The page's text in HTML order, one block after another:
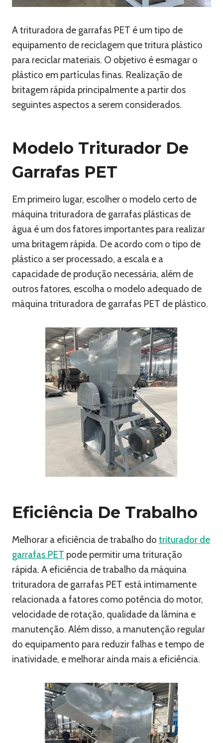
A trituradora de garrafas PET é um tipo de
equipamento de reciclagem que tritura plástico
para reciclar materiais. O objetivo é esmagar o
plástico em partículas finas. Realização de
britagem rápida principalmente a partir dos
seguintes aspectos a serem considerados.
Modelo Triturador De
Garrafas PET
Em primeiro lugar, escolher o modelo certo de
máquina trituradora de garrafas plásticas de
água é um dos fatores importantes para realizar
uma britagem rápida. De acordo com o tipo de
plástico a ser processado, a escala e a
capacidade de produção necessária, além de
outros fatores, escolha o modelo adequado de
máquina trituradora de garrafas PET de plástico.
Eficiência De Trabalho
Melhorar a eficiência de trabalho do triturador de
garrafas PET pode permitir uma trituração
rápida. A eficiência de trabalho da máquina
trituradora de garrafas PET está intimamente
relacionada a fatores como potência do motor,
velocidade de rotação, qualidade da lâmina e
manutenção. Além disso, a manutenção regular
do equipamento para reduzir falhas e tempo de
inatividade, e melhorar ainda mais a eficiência.